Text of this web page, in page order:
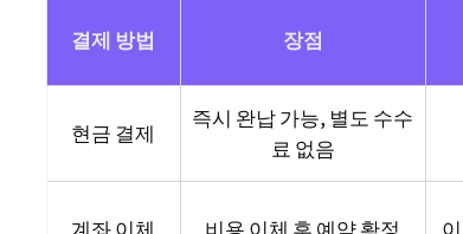
결제 방법 장점
현금 결제
즉시 완납 가능, 별도 수수
료 없음
계좌 이체 비용 이체 후 예약 확정